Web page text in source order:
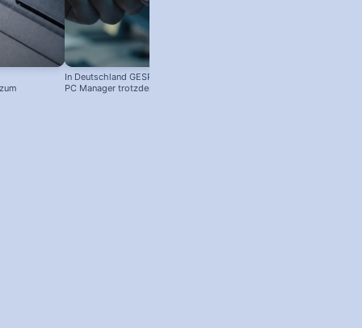
In Deutschland GESPERRT: Microsoft
PC Manager trotzdem installieren